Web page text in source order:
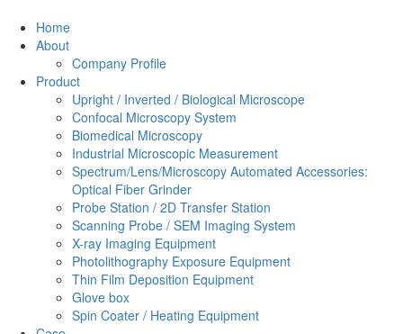
Home
About
Company Profile
Product
Upright / Inverted / Biological Microscope
Confocal Microscopy System
Biomedical Microscopy
Industrial Microscopic Measurement
Spectrum/Lens/Microscopy Automated Accessories:
Optical Fiber Grinder
Probe Station / 2D Transfer Station
Scanning Probe / SEM Imaging System
X-ray Imaging Equipment
Photolithography Exposure Equipment
Thin Film Deposition Equipment
Glove box
Spin Coater / Heating Equipment